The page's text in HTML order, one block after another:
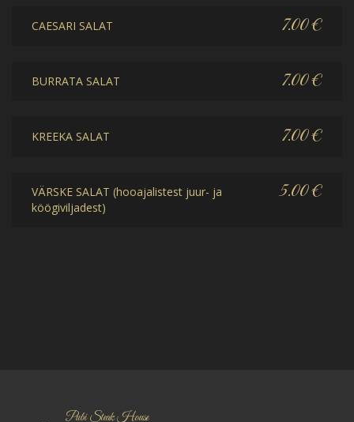
CAESARI SALAT 7.00 €
BURRATA SALAT 7.00 €
KREEKA SALAT 7.00 €
VÄRSKE SALAT (hooajalistest juur- ja
köögiviljadest)
5.00 €
Pubi Steak House